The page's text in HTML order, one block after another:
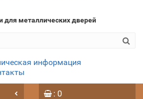
для металлических дверей
информация
: 0